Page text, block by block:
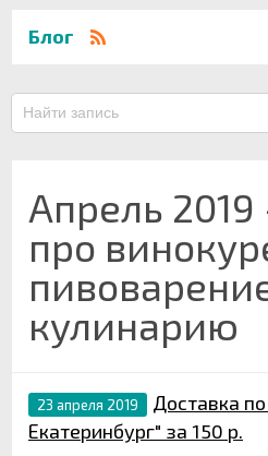
Блог
Апрель
про
кулинарию
23 апреля 2019
Доставка
Екатеринбург" за 150 р.